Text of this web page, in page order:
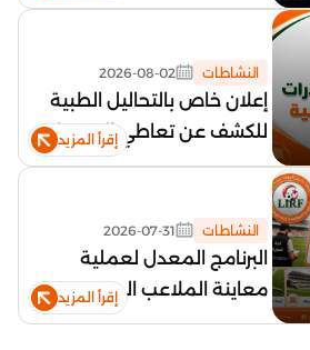
إعلان خاص بالتحاليل الطبية
للكشف عن تعاطي المخدرات
2026-08-02 النشاطات
إقرأ المزيد
البرنامج المعدل لعملية
معاينة الملاعب الموسم
الرياضي 2026-2027
2026-07-31 النشاطات
إقرأ المزيد